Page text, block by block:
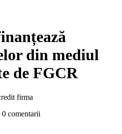
din mediul
de FGCR
0 comentarii